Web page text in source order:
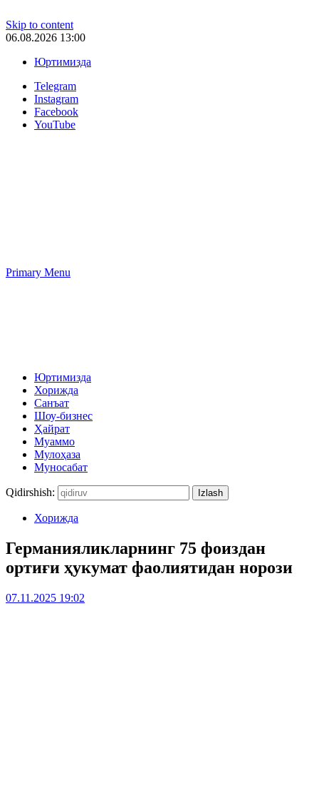
Skip to content
06.08.2026 13:00
Юртимизда
Telegram
Instagram
Facebook
YouTube
Primary Menu
Юртимизда
Хорижда
Санъат
Шоу-бизнес
Ҳайрат
Муаммо
Мулоҳаза
Муносабат
Qidirshish:
Хорижда
Германияликларнинг 75 фоиздан
ортиғи ҳукумат фаолиятидан норози
07.11.2025 19:02